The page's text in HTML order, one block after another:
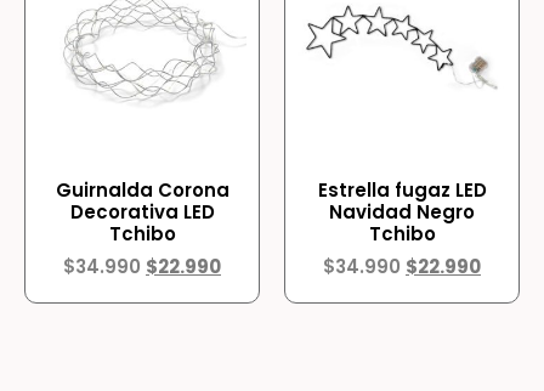
Guirnalda Corona
Decorativa LED
Tchibo
$34.990 $22.990
Estrella fugaz LED
Navidad Negro
Tchibo
$34.990 $22.990